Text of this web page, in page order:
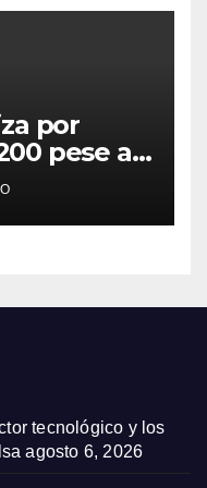
por
pese al
tecnológico y los
agosto 6, 2026